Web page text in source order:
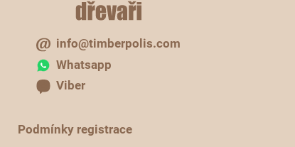
info@timberpolis.com
Whatsapp
Viber
Podmínky registrace